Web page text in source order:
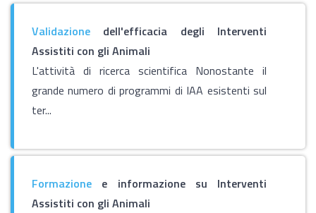
Validazione dell'efficacia degli Interventi
Assistiti con gli Animali
L'attività di ricerca scientifica Nonostante il
grande numero di programmi di IAA esistenti sul
ter...
Formazione e informazione su Interventi
Assistiti con gli Animali